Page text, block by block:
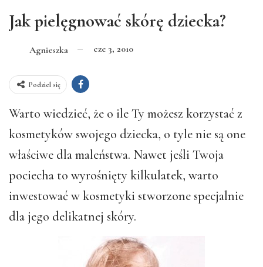
Jak pielęgnować skórę dziecka?
Agnieszka cze 3, 2010
Podziel się
Warto wiedzieć, że o ile Ty możesz korzystać z
kosmetyków swojego dziecka, o tyle nie są one
właściwe dla maleństwa. Nawet jeśli Twoja
pociecha to wyrośnięty kilkulatek, warto
inwestować w kosmetyki stworzone specjalnie
dla jego delikatnej skóry.